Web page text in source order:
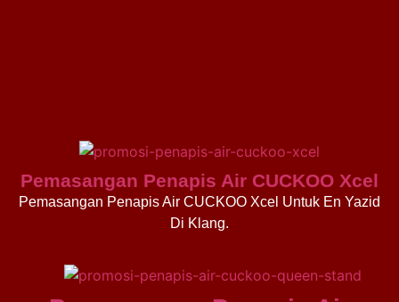
Pemasangan Penapis Air CUCKOO Xcel
Pemasangan Penapis Air CUCKOO Xcel Untuk En Yazid
Di Klang.